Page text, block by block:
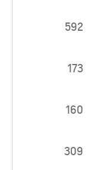
592
173
160
309